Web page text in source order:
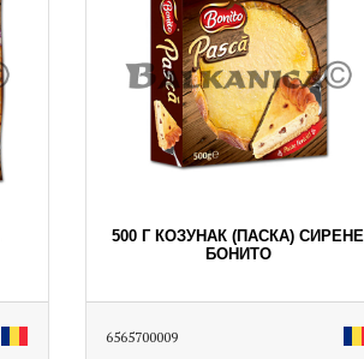
500 Г КОЗУНАК (ПАСКА) СИРЕНЕ
БОНИТО
6565700009